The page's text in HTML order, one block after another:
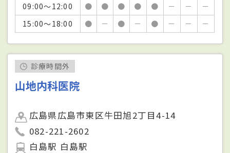
09:00～12:00
● ● ● ● ● － －
－
15:00～18:00
● － ● － ● － － －
診療時間外
山地内科医院
広島県広島市東区牛田旭2丁目4-14
082-221-2602
白島駅 白島駅